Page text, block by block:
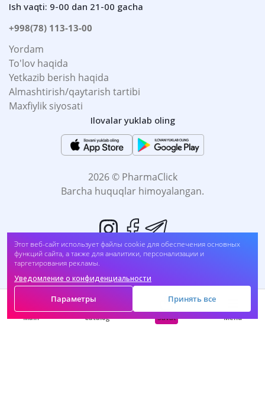
Этот веб-сайт использует файлы cookie для обеспечения основных
функций сайта, а также для аналитики, персонализации и
таргетирования рекламы.
Уведомление о конфиденциальности
Параметры Принять все
Ish vaqti: 9-00 dan 21-00 gacha
+998(78) 113-13-00
Yordam
To'lov haqida
Yetkazib berish haqida
Almashtirish/qaytarish tartibi
Maxfiylik siyosati
Ilovalar yuklab oling
2026 © PharmaClick
Barcha huquqlar himoyalangan.
Main Catalog Savat Menu